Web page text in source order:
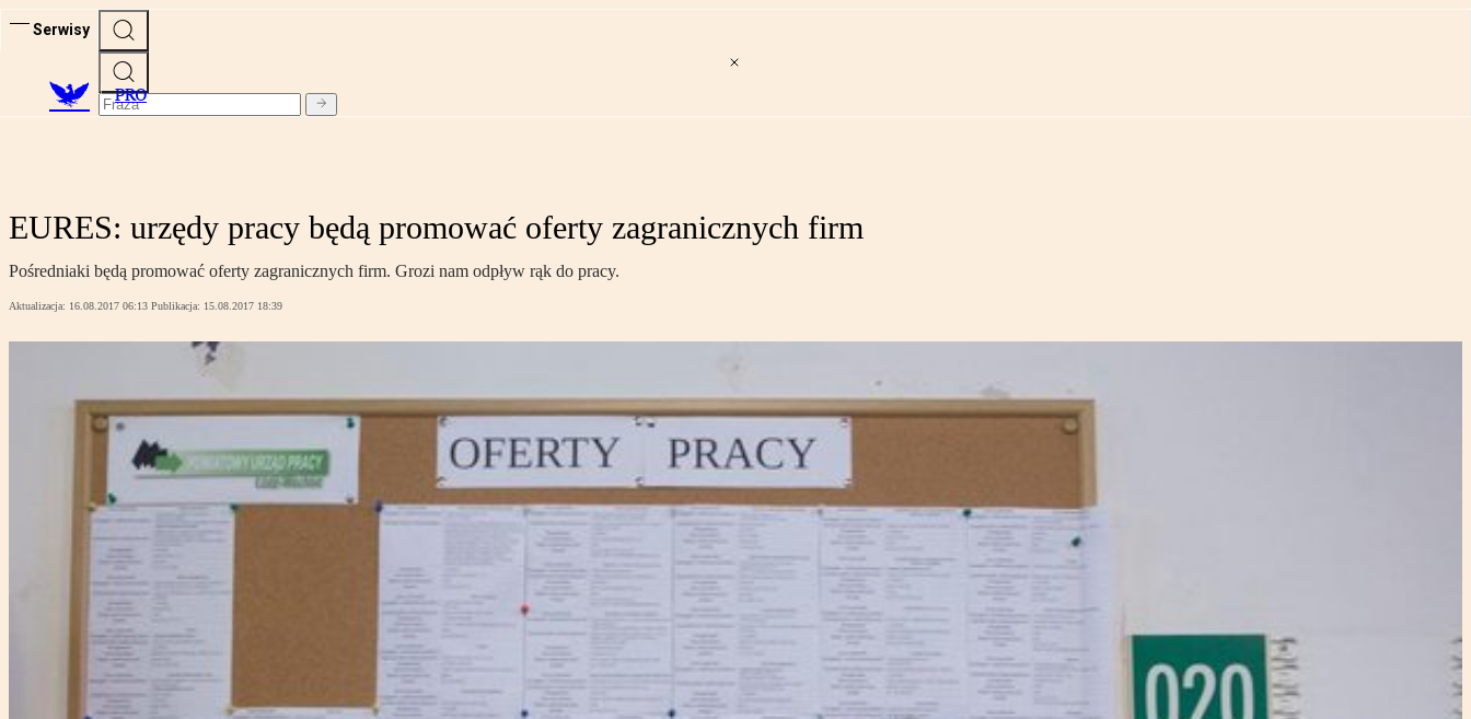
Serwisy
PRO
EURES: urzędy pracy będą promować oferty zagranicznych firm
Pośredniaki będą promować oferty zagranicznych firm. Grozi nam odpływ rąk do pracy.
Aktualizacja: 16.08.2017 06:13 Publikacja: 15.08.2017 18:39